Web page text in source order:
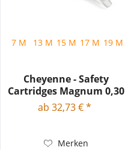
7 M 13 M 15 M 17 M 19 M
Cheyenne - Safety
Cartridges Magnum 0,30
mm -...
ab 32,73 € *
Merken